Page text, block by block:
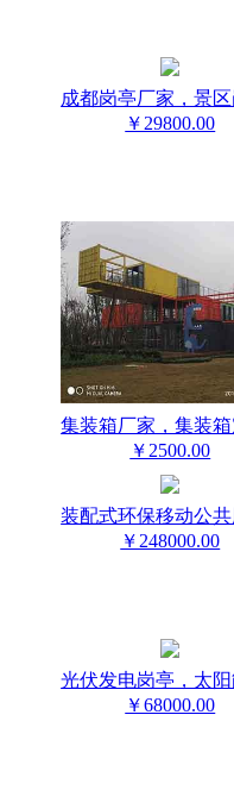
￥29800.00
￥2500.00
￥248000.00
￥68000.00